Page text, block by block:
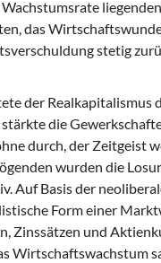
das
stetig
der Realkapitalismus
die
durch, der Zeitgeist
wurden die
Auf Basis der
Form einer
Zinssätzen und
Wirtschaftswachstum